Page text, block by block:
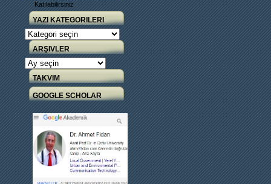
Katılabilirsiniz
YAZI KATEGORILERI
Yazı
Kategorileri
ARŞIVLER
Arşivler
TAKVIM
GOOGLE SCHOLAR